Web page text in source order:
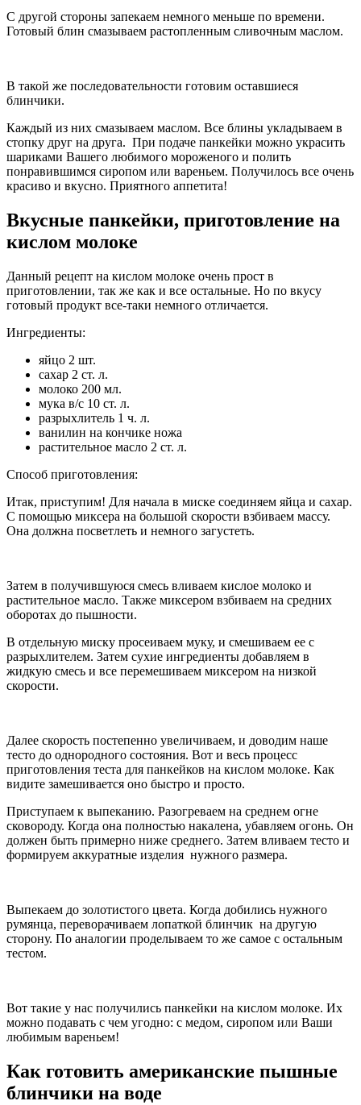
С другой стороны запекаем немного меньше по времени.
Готовый блин смазываем растопленным сливочным маслом.
В такой же последовательности готовим оставшиеся
блинчики.
Каждый из них смазываем маслом. Все блины укладываем в
стопку друг на друга. При подаче панкейки можно украсить
шариками Вашего любимого мороженого и полить
понравившимся сиропом или вареньем. Получилось все очень
красиво и вкусно. Приятного аппетита!
Вкусные панкейки, приготовление на
кислом молоке
Данный рецепт на кислом молоке очень прост в
приготовлении, так же как и все остальные. Но по вкусу
готовый продукт все-таки немного отличается.
Ингредиенты:
яйцо 2 шт.
сахар 2 ст. л.
молоко 200 мл.
мука в/с 10 ст. л.
разрыхлитель 1 ч. л.
ванилин на кончике ножа
растительное масло 2 ст. л.
Способ приготовления:
Итак, приступим! Для начала в миске соединяем яйца и сахар.
С помощью миксера на большой скорости взбиваем массу.
Она должна посветлеть и немного загустеть.
Затем в получившуюся смесь вливаем кислое молоко и
растительное масло. Также миксером взбиваем на средних
оборотах до пышности.
В отдельную миску просеиваем муку, и смешиваем ее с
разрыхлителем. Затем сухие ингредиенты добавляем в
жидкую смесь и все перемешиваем миксером на низкой
скорости.
Далее скорость постепенно увеличиваем, и доводим наше
тесто до однородного состояния. Вот и весь процесс
приготовления теста для панкейков на кислом молоке. Как
видите замешивается оно быстро и просто.
Приступаем к выпеканию. Разогреваем на среднем огне
сковороду. Когда она полностью накалена, убавляем огонь. Он
должен быть примерно ниже среднего. Затем вливаем тесто и
формируем аккуратные изделия нужного размера.
Выпекаем до золотистого цвета. Когда добились нужного
румянца, переворачиваем лопаткой блинчик на другую
сторону. По аналогии проделываем то же самое с остальным
тестом.
Вот такие у нас получились панкейки на кислом молоке. Их
можно подавать с чем угодно: с медом, сиропом или Ваши
любимым вареньем!
Как готовить американские пышные
блинчики на воде